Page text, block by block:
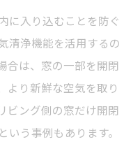
に入り込むことを防ぐ
清浄機能を活用するの
合は、窓の一部を開閉
より新鮮な空気を取り
ビング側の窓だけ開閉
う事例もあります。